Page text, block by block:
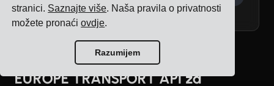
stranici. Saznajte više. Naša pravila o privatnosti
možete pronaćiovdje.
Razumijem
EUROPE TRANSPORT API za